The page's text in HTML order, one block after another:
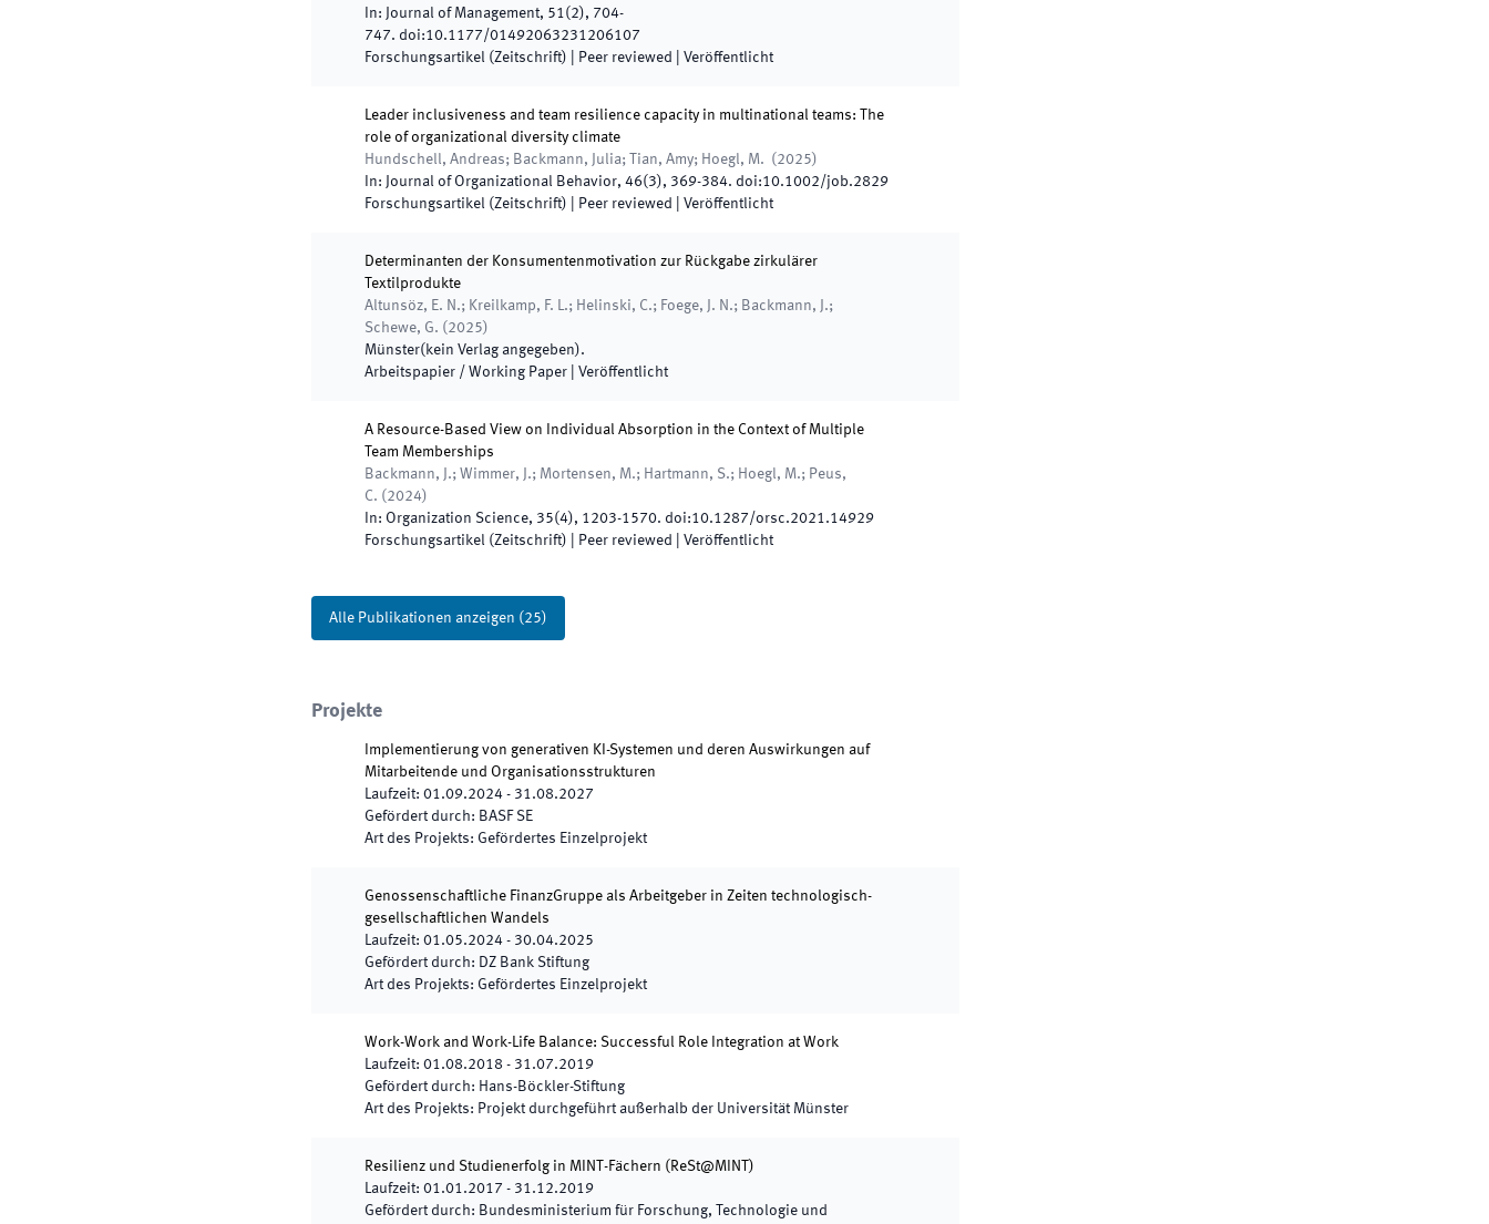
In: Journal of Management, 51(2), 704-
747. doi:10.1177/01492063231206107
Forschungsartikel (Zeitschrift) | Peer reviewed Veröffentlicht
Leader inclusiveness and team resilience capacity in multinational teams: The
role of organizational diversity climate
Hundschell, Andreas; Backmann, Julia; Tian, Amy; Hoegl, M. ( 2025)
In: Journal of Organizational Behavior, 46(3), 369-384. doi:10.1002/job.2829
Forschungsartikel (Zeitschrift) | Peer reviewed Veröffentlicht
Determinanten der Konsumentenmotivation zur Rückgabe zirkulärer
Textilprodukte
Altunsöz, E. N.; Kreilkamp, F. L.; Helinski, C.; Foege, J. N.; Backmann, J.;
Schewe, G. ( 2025)
Münster( kein Verlag angegeben).
Arbeitspapier / Working Paper
Veröffentlicht
A Resource-Based View on Individual Absorption in the Context of Multiple
Team Memberships
Backmann, J.; Wimmer, J.; Mortensen, M.; Hartmann, S.; Hoegl, M.; Peus,
C. ( 2024)
In: Organization Science, 35(4), 1203-1570. doi:10.1287/orsc.2021.14929
Forschungsartikel (Zeitschrift) | Peer reviewed Veröffentlicht
Alle Publikationen anzeigen (25)
Projekte
Implementierung von generativen KI-Systemen und deren Auswirkungen auf
Mitarbeitende und Organisationsstrukturen
Laufzeit: 01.09.2024 - 31.08.2027
Gefördert durch: BASF SE
Art des Projekts: Gefördertes Einzelprojekt
Genossenschaftliche FinanzGruppe als Arbeitgeber in Zeiten technologisch-
gesellschaftlichen Wandels
Laufzeit: 01.05.2024 - 30.04.2025
Gefördert durch: DZ Bank Stiftung
Art des Projekts: Gefördertes Einzelprojekt
Work-Work and Work-Life Balance: Successful Role Integration at Work
Laufzeit: 01.08.2018 - 31.07.2019
Gefördert durch: Hans-Böckler-Stiftung
Art des Projekts: Projekt durchgeführt außerhalb der Universität Münster
Resilienz und Studienerfolg in MINT-Fächern ( ReSt@MINT )
Laufzeit: 01.01.2017 - 31.12.2019
Gefördert durch: Bundesministerium für Forschung, Technologie und